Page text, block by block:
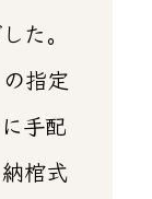
た。
指定
手配
棺式